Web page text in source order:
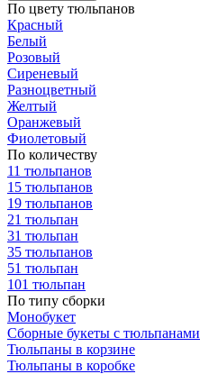
По цвету тюльпанов
Красный
Белый
Розовый
Сиреневый
Разноцветный
Желтый
Оранжевый
Фиолетовый
По количеству
11 тюльпанов
15 тюльпанов
19 тюльпанов
21 тюльпан
31 тюльпан
35 тюльпанов
51 тюльпан
101 тюльпан
По типу сборки
Монобукет
Сборные букеты с тюльпанами
Тюльпаны в корзине
Тюльпаны в коробке